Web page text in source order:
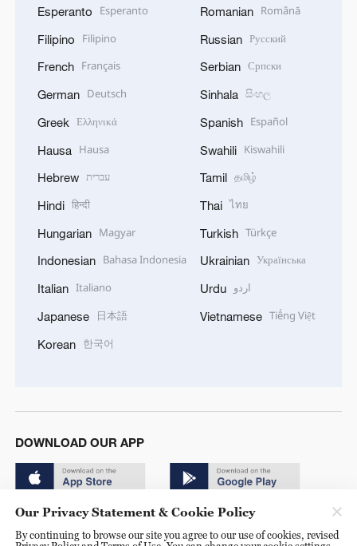
Esperanto Esperanto
Filipino Filipino
French Français
German Deutsch
Greek Ελληνικά
Hausa Hausa
Hebrew עברית
Hindi हिन्दी
Hungarian Magyar
Indonesian Bahasa Indonesia
Italian Italiano
Japanese 日本語
Korean 한국어
Romanian Română
Russian Русский
Serbian Српски
Sinhala සිංහල
Spanish Español
Swahili Kiswahili
Tamil தமிழ்
Thai ไทย
Turkish Türkçe
Ukrainian Українська
Urdu اردو
Vietnamese Tiếng Việt
DOWNLOAD OUR APP
Our Privacy Statement & Cookie Policy
By continuing to browse our site you agree to our use of cookies, revised